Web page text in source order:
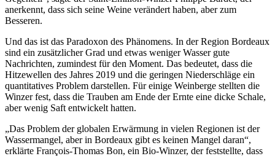
anerkennt, dass sich seine Weine verändert haben, aber zum
Besseren.
Und das ist das Paradoxon des Phänomens. In der Region Bordeaux
sind ein zusätzlicher Grad und etwas weniger Wasser gute
Nachrichten, zumindest für den Moment. Das bedeutet, dass die
Hitzewellen des Jahres 2019 und die geringen Niederschläge ein
quantitatives Problem darstellen. Für einige Weinberge stellten die
Winzer fest, dass die Trauben am Ende der Ernte eine dicke Schale,
aber wenig Saft entwickelt hatten.
„Das Problem der globalen Erwärmung in vielen Regionen ist der
Wassermangel, aber in Bordeaux gibt es keinen Mangel daran“,
erklärte François-Thomas Bon, ein Bio-Winzer, der feststellte, dass